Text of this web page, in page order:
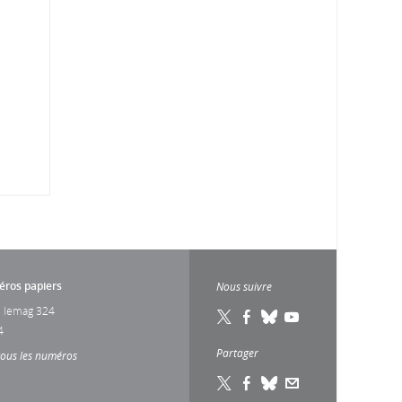
papiers
lemag 324
les numéros
Nous suivre
Partager